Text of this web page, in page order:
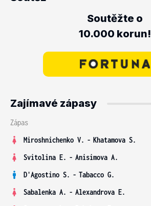
Soutěžte o
10.000 korun!
Zajímavé zápasy
Zápas
Miroshnichenko V. - Khatamova S.
Svitolina E. - Anisimova A.
D'Agostino S. - Tabacco G.
Sabalenka A. - Alexandrova E.